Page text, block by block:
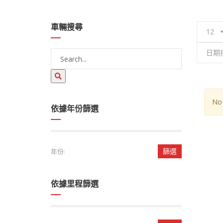
車輛搜尋
依據年份篩選
年份: 篩選
依據里程篩選
12
日期